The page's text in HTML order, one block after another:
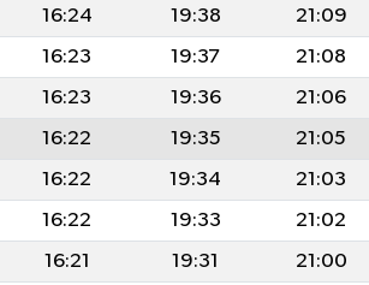
16:24 19:38
21:09
16:23 19:37
21:08
16:23 19:36
21:06
16:22 19:35
21:05
16:22 19:34
21:03
16:22 19:33
21:02
16:21 19:31
21:00